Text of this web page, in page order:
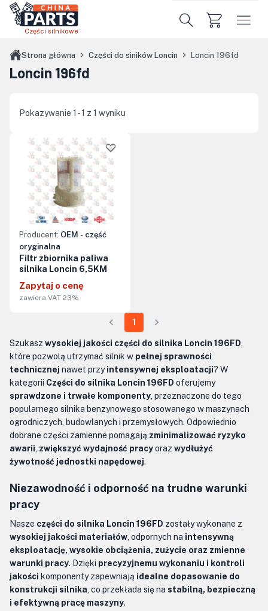
Przejdź do treści głównej
Części silnikowe
Strona główna Części do siników Loncin Loncin 196fd
Loncin 196fd
Pokazywanie 1 - 1 z 1 wyniku
Producent: OEM - część
oryginalna
Filtr zbiornika paliwa
silnika Loncin 6,5KM
Zapytaj o cenę
zawiera VAT 23%
1
Szukasz wysokiej jakości części do silnika Loncin 196FD
które pozwolą utrzymać silnik w pełnej sprawności
technicznej nawet przyintensywnej eksploatacji? W
kategorii Części do silnika Loncin 196FD oferujemy
sprawdzone i trwałe komponenty , przeznaczone do tego
popularnego silnika benzynowego stosowanego w maszynach
ogrodniczych, budowlanych i przemysłowych. Odpowiednio
dobrane części zamienne pomagają zminimalizować ryzyko
awarii zwiększyć wydajność pracyoraz wydłużyć
żywotność jednostki napędowej.
Niezawodność i odporność na trudne warunki
pracy
Nasze części do silnika Loncin 196FD zostały wykonane z
wysokiej jakości materiałów , odpornych na intensywną
eksploatację, wysokie obciążenia, zużycie oraz zmienne
warunki pracy. Dzięki precyzyjnemu wykonaniu i kontroli
jakości komponenty zapewniają idealne dopasowanie do
konstrukcji silnika , co przekłada się na stabilną, bezpieczną
i efektywną pracę maszyny.